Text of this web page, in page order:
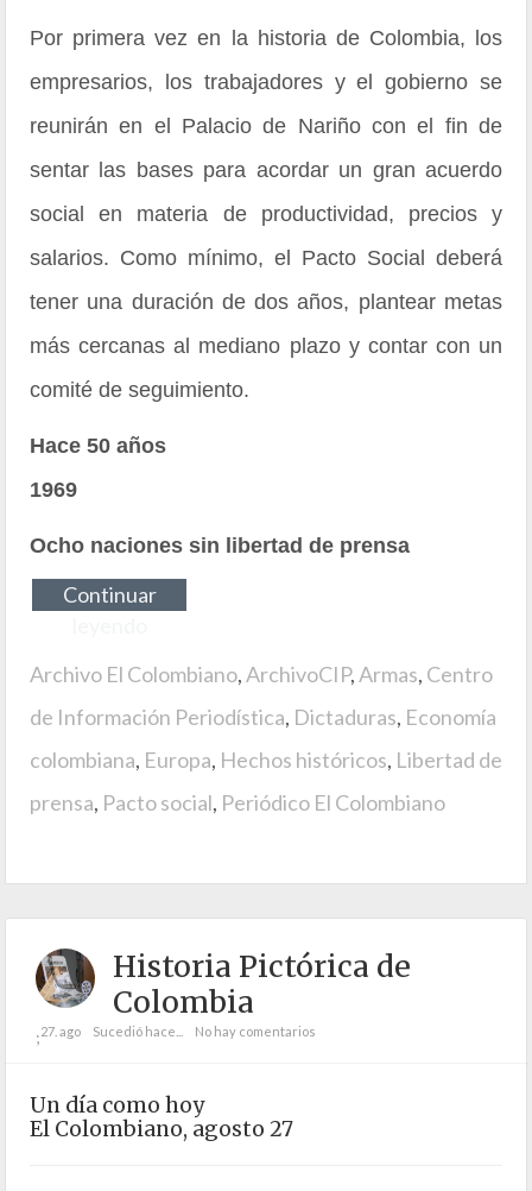
Por primera vez en la historia de Colombia, los
empresarios, los trabajadores y el gobierno se
reunirán en el Palacio de Nariño con el fin de
sentar las bases para acordar un gran acuerdo
social en materia de productividad, precios y
salarios. Como mínimo, el Pacto Social deberá
tener una duración de dos años, plantear metas
más cercanas al mediano plazo y contar con un
comité de seguimiento.
Hace 50 años
1969
Ocho naciones sin libertad de prensa
Continuar
Archivo El Colombiano,ArchivoCIP,Armas, Centro
de Información Periodística, Dictaduras, Economía
colombiana, Europa, Hechos históricos, Libertad de
prensa, Pacto social, Periódico El Colombiano
Historia Pictórica de
Colombia
;27. ago Sucedió hace... No hay comentarios
Un día como hoy
El Colombiano, agosto 27